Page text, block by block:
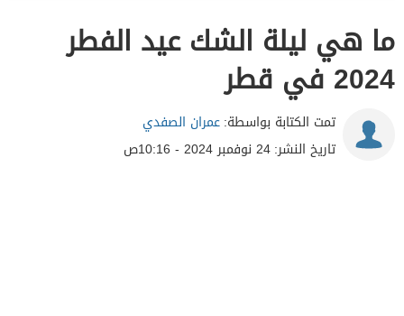
ما هي ليلة الشك عيد الفطر
2024 في قطر
تمت الكتابة بواسطة:عمران الصفدي
تاريخ النشر:24 نوفمبر 2024 - 10:16ص